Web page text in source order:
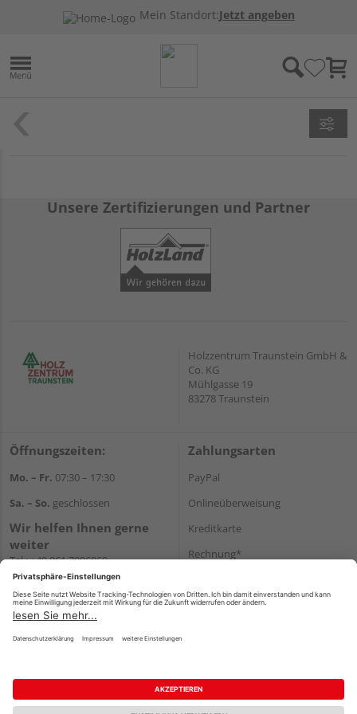
Mein Standort:Jetzt angeben
Unsere Zertifizierungen und Partner
Holzzentrum Traunstein GmbH &
Co. KG
Mühlgasse 19
83278 Traunstein
Öffnungszeiten:
Mo. – Fr. 07:30 – 17:30
Sa. – So. geschlossen
Wir helfen Ihnen gerne
weiter
Tel.:+49 861 7086860
E-Mail:shop@holzzentrum-ts.de
Zahlungsarten
PayPal
Onlineüberweisung
Kreditkarte
Rechnung*
Versand
Impressum AGB Widerruf
Datenschutz
Reservierungsbedingungen
Vertrag widerrufen